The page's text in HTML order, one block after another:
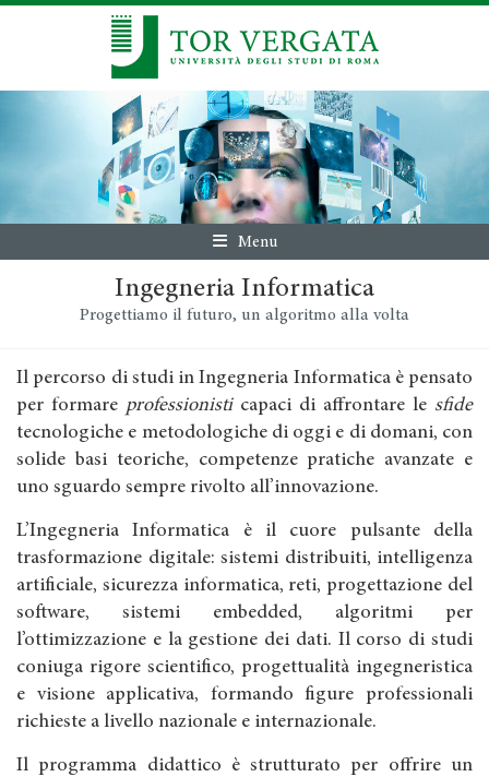
Menu
Ingegneria Informatica
Progettiamo il futuro, un algoritmo alla volta
Il percorso di studi in Ingegneria Informatica è pensato
per formare professionisticapaci di affrontare le sfide
tecnologiche e metodologiche di oggi e di domani, con
solide basi teoriche, competenze pratiche avanzate e
uno sguardo sempre rivolto all’innovazione.
L’Ingegneria Informatica è il cuore pulsante della
trasformazione digitale: sistemi distribuiti, intelligenza
artificiale, sicurezza informatica, reti, progettazione del
software, sistemi embedded, algoritmi per
l’ottimizzazione e la gestione dei dati. Il corso di studi
coniuga rigore scientifico, progettualità ingegneristica
e visione applicativa, formando figure professionali
richieste a livello nazionale e internazionale.
Il programma didattico è strutturato per offrire un